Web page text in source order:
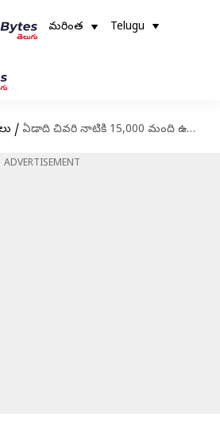
మరింత Telugu
/ ఏడాది చివరి నాటికి 15,000 మంది ఉద్యోగులను నియంమించుకునే యోచనలో యునైటెడ్ ఎయిర్‌లైన్స్
ADVERTISEMENT